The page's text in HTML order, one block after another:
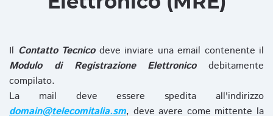
Il Contatto Tecnicodeve inviare una email contenente il
Modulo di Registrazione Elettronicodebitamente
compilato.
La mail deve essere spedita all'indirizzo
domain@telecomitalia.sm, deve avere come mittente la